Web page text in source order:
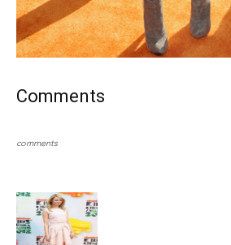
Comments
comments